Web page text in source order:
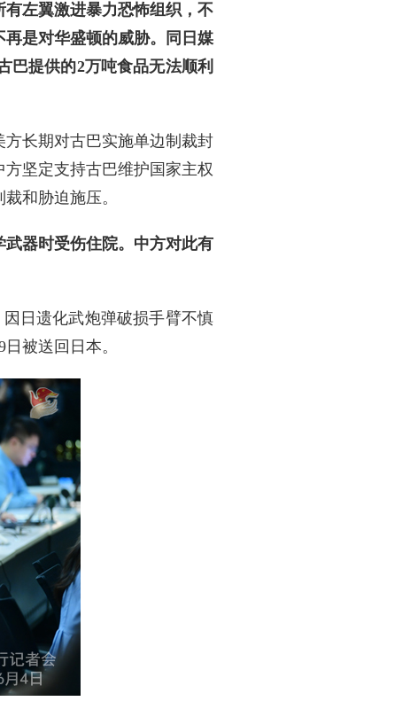
左翼激进暴力恐怖组织，不
是对华盛顿的威胁。同日媒
巴提供的2万吨食品无法顺利
长期对古巴实施单边制裁封
坚定支持古巴维护国家主权
和胁迫施压。
器时受伤住院。中方对此有
日遗化武炮弹破损手臂不慎
被送回日本。